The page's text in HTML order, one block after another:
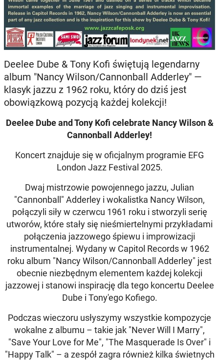
Deelee Dube & Tony Kofi świętują legendarny
album "Nancy Wilson/Cannonball Adderley" —
klasyk jazzu z 1962 roku, który do dziś jest
obowiązkową pozycją każdej kolekcji!
Deelee Dube and Tony Kofi celebrate Nancy Wilson &
Cannonball Adderley!
Koncert znajduje się w oficjalnym programie EFG
London Jazz Festival 2025.
Dwaj mistrzowie powojennego jazzu, Julian
"Cannonball" Adderley i wokalistka Nancy Wilson,
połączyli siły w czerwcu 1961 roku i stworzyli serię
utworów, które stały się nieśmiertelnymi przykładami
połączenia jazzowego śpiewu i improwizacji
instrumentalnej. Wydany w Capitol Records w 1962
roku album "Nancy Wilson/Cannonball Adderley" jest
obecnie niezbędnym elementem każdej kolekcji
jazzowej i stanowi inspirację dla tego koncertu Deelee
Dube i Tony'ego Kofiego.
Podczas wieczoru usłyszymy wszystkie kompozycje
wokalne z albumu – takie jak "Never Will I Marry",
"Save Your Love for Me", "The Masquerade Is Over" i
"Happy Talk" – a zespół zagra również kilka świetnych